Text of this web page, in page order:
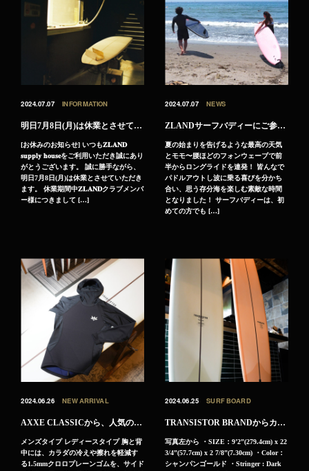
2024.07.07 INFORMATION
明日7月8日(月)は休業とさせていただきます。
[お休みのお知らせ] いつも𝐙𝐋𝐀𝐍𝐃
𝐬𝐮𝐩𝐩𝐥𝐲 𝐡𝐨𝐮𝐬𝐞をご利用いただき誠にあり
がとうございます。 誠に勝手ながら、
明日7月8日(月)は休業とさせていただき
ます。 休業期間中𝐙𝐋𝐀𝐍𝐃クラブメンバ
ー様につきまして […]
2024.07.07 NEWS
ZLANDサーフバディーにご参加していただき有難うございました！
夏の始まりを告げるような最高の天気
とモモ〜腰ほどのフォンウェーブで前
半からロングライドを連発！ 皆んなで
パドルアウトし波に乗る喜びを分かち
合い、思う存分海を楽しむ素敵な時間
となりました！ サーフバディーは、初
めての方でも […]
2024.06.26 NEW ARRIVAL
AXXE CLASSICから、人気の新作1.5MMフード付きタッパーが入荷しました‼︎
メンズタイプ レディースタイプ 胸と背
中には、カラダの冷えや擦れを軽減す
る1.5mmクロロプレーンゴムを、サイド
2024.06.25 SURF BOARD
TRANSISTOR BRANDからカスタムされた人気モデルであるFEET WOODが2本入荷しました‼︎
写真左から ・SIZE：9’2”(279.4cm) x 22
3/4”(57.7cm) x 2 7/8”(7.30cm) ・Color：
シャンパンゴールド ・Stringer : Dark